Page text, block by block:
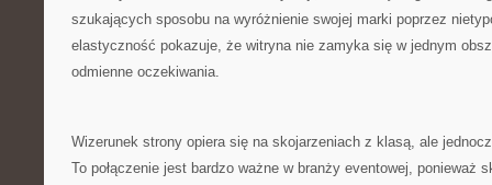
szukających sposobu na wyróżnienie swojej marki poprzez
elastyczność pokazuje, że witryna nie zamyka się w jednym
odmienne oczekiwania.
Wizerunek strony opiera się na skojarzeniach z klasą, ale
To połączenie jest bardzo ważne w branży eventowej, ponieważ